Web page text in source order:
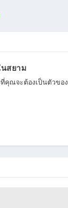
สยาม
คุณจะต้องเป็นตัวข